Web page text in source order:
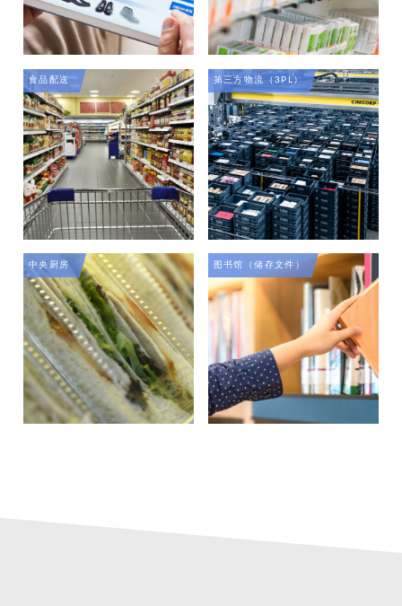
食品配送 第三方物流（3PL）
中央厨房 图书馆（储存文件）